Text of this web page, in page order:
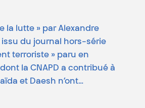
la lutte » par Alexandre
issu du journal hors-série
terroriste » paru en
la CNAPD a contribué à
et Daesh n’ont…